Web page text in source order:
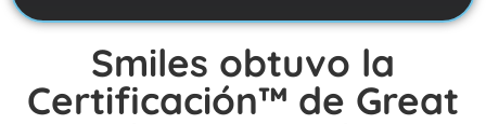
Smiles obtuvo la
Certificación™ de Great